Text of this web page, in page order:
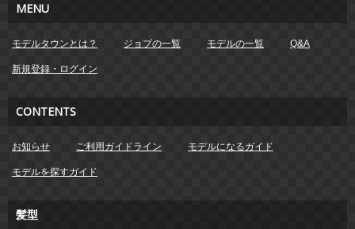
MENU
モデルタウンとは？ ジョブの一覧 モデルの一覧 Q&A
新規登録・ログイン
CONTENTS
お知らせ ご利用ガイドライン モデルになるガイド
モデルを探すガイド
髪型